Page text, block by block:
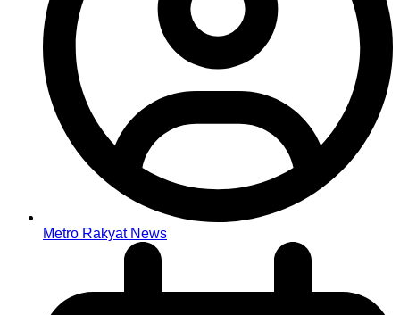
Metro Rakyat News